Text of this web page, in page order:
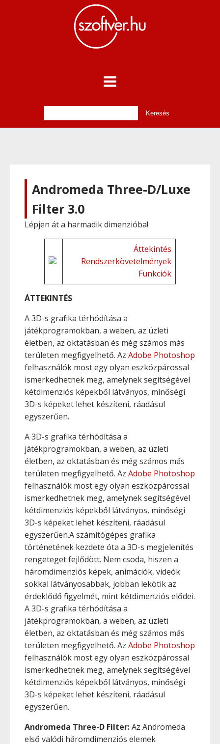
Andromeda Three-D/Luxe
Filter 3.0
Lépjen át a harmadik dimenzióba!
Áttekintés
Rendszerkövetelmények
Funkciók
ÁTTEKINTÉS
A 3D-s grafika térhódítása a
játékprogramokban, a weben, az üzleti
életben, az oktatásban és még számos más
területen megfigyelhető. Az Adobe Photoshop
felhasználók most egy olyan eszközpárossal
ismerkedhetnek meg, amelynek segítségével
kétdimenziós képekből látványos, minőségi
3D-s képeket lehet készíteni, ráadásul
egyszerűen.
A 3D-s grafika térhódítása a
játékprogramokban, a weben, az üzleti
életben, az oktatásban és még számos más
területen megfigyelhető. Az Adobe Photoshop
felhasználók most egy olyan eszközpárossal
ismerkedhetnek meg, amelynek segítségével
kétdimenziós képekből látványos, minőségi
3D-s képeket lehet készíteni, ráadásul
egyszerűen.A számítógépes grafika
történetének kezdete óta a 3D-s megjelenítés
rengeteget fejlődött. Nem csoda, hiszen a
háromdimenziós képek, animációk, videók
sokkal látványosabbak, jobban lekötik az
érdeklődő figyelmét, mint kétdimenziós elődei.
A 3D-s grafika térhódítása a
játékprogramokban, a weben, az üzleti
életben, az oktatásban és még számos más
területen megfigyelhető. Az Adobe Photoshop
felhasználók most egy olyan eszközpárossal
ismerkedhetnek meg, amelynek segítségével
kétdimenziós képekből látványos, minőségi
3D-s képeket lehet készíteni, ráadásul
egyszerűen.
Andromeda Three-D Filter:Az Andromeda
első valódi háromdimenziós elemek